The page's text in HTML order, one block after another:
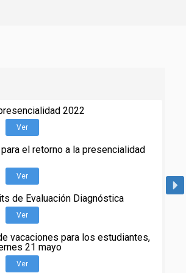
2022
Ver
el retorno a la presencialidad
Ver
de Evaluación Diagnóstica
Ver
vacaciones para los estudiantes,
21 mayo
Ver